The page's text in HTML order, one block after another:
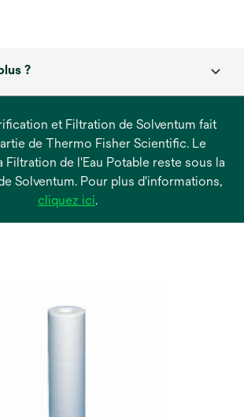
?
et Filtration de Solventum fait
de Thermo Fisher Scientific. Le
Filtration de l'Eau Potable reste sous la
Solventum. Pour plus d'informations,
cliquez icis’ouvre
.